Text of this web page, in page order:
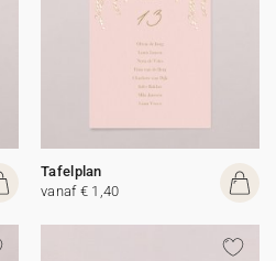
Tafelplan
vanaf € 1,40